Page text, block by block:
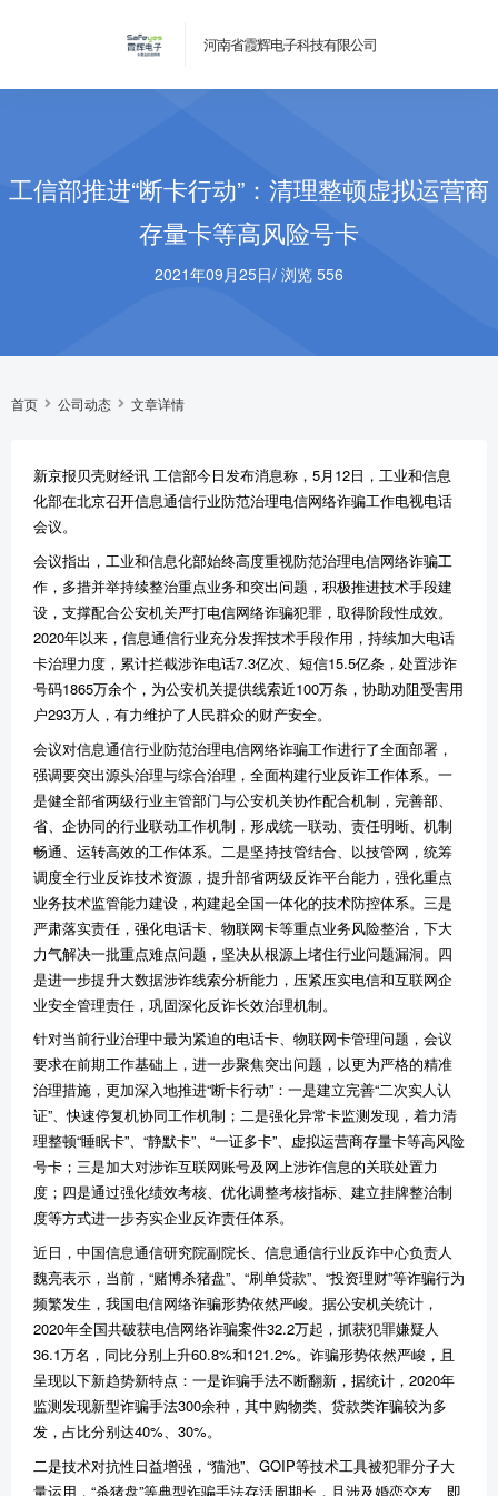
河南省霞辉电子科技有限公司
工信部推进“断卡行动”：清理整顿虚拟运营商
存量卡等高风险号卡
2021年09月25日/ 浏览 556
首页 公司动态 文章详情
新京报贝壳财经讯 工信部今日发布消息称，5月12日，工业和信息
化部在北京召开信息通信行业防范治理电信网络诈骗工作电视电话
会议。
会议指出，工业和信息化部始终高度重视防范治理电信网络诈骗工
作，多措并举持续整治重点业务和突出问题，积极推进技术手段建
设，支撑配合公安机关严打电信网络诈骗犯罪，取得阶段性成效。
2020年以来，信息通信行业充分发挥技术手段作用，持续加大电话
卡治理力度，累计拦截涉诈电话7.3亿次、短信15.5亿条，处置涉诈
号码1865万余个，为公安机关提供线索近100万条，协助劝阻受害用
户293万人，有力维护了人民群众的财产安全。
会议对信息通信行业防范治理电信网络诈骗工作进行了全面部署，
强调要突出源头治理与综合治理，全面构建行业反诈工作体系。一
是健全部省两级行业主管部门与公安机关协作配合机制，完善部、
省、企协同的行业联动工作机制，形成统一联动、责任明晰、机制
畅通、运转高效的工作体系。二是坚持技管结合、以技管网，统筹
调度全行业反诈技术资源，提升部省两级反诈平台能力，强化重点
业务技术监管能力建设，构建起全国一体化的技术防控体系。三是
严肃落实责任，强化电话卡、物联网卡等重点业务风险整治，下大
力气解决一批重点难点问题，坚决从根源上堵住行业问题漏洞。四
是进一步提升大数据涉诈线索分析能力，压紧压实电信和互联网企
业安全管理责任，巩固深化反诈长效治理机制。
针对当前行业治理中最为紧迫的电话卡、物联网卡管理问题，会议
要求在前期工作基础上，进一步聚焦突出问题，以更为严格的精准
治理措施，更加深入地推进“断卡行动”：一是建立完善“二次实人认
证”、快速停复机协同工作机制；二是强化异常卡监测发现，着力清
理整顿“睡眠卡”、“静默卡”、“一证多卡”、虚拟运营商存量卡等高风险
号卡；三是加大对涉诈互联网账号及网上涉诈信息的关联处置力
度；四是通过强化绩效考核、优化调整考核指标、建立挂牌整治制
度等方式进一步夯实企业反诈责任体系。
近日，中国信息通信研究院副院长、信息通信行业反诈中心负责人
魏亮表示，当前，“赌博杀猪盘”、“刷单贷款”、“投资理财”等诈骗行为
频繁发生，我国电信网络诈骗形势依然严峻。据公安机关统计，
2020年全国共破获电信网络诈骗案件32.2万起，抓获犯罪嫌疑人
36.1万名，同比分别上升60.8%和121.2%。诈骗形势依然严峻，且
呈现以下新趋势新特点：一是诈骗手法不断翻新，据统计，2020年
监测发现新型诈骗手法300余种，其中购物类、贷款类诈骗较为多
发，占比分别达40%、30%。
二是技术对抗性日益增强，“猫池”、GOIP等技术工具被犯罪分子大
量运用，“杀猪盘”等典型诈骗手法存活周期长，且涉及婚恋交友、即